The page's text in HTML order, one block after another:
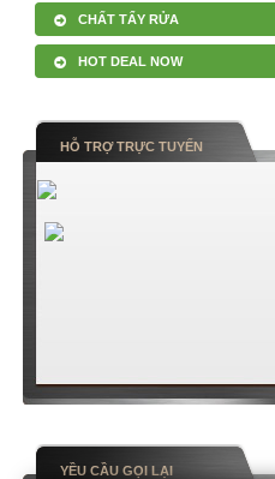
CHẤT TẨY RỬA
HOT DEAL NOW
HỖ TRỢ TRỰC TUYẾN
YỀU CẦU GỌI LẠI